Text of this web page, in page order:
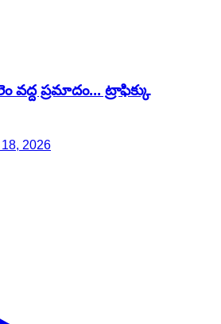
ప్రమాదం... ట్రాఫిక్కు
2026